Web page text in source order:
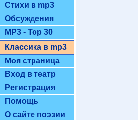
Стихи в mp3
Обсуждения
MP3 - Top 30
Классика в mp3
Моя страница
Вход в театр
Регистрация
Помощь
О сайте поэзии